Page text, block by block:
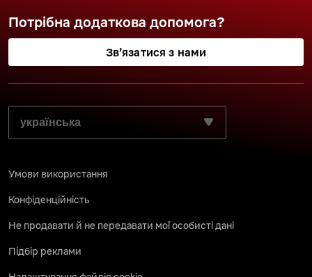
Потрібна додаткова допомога?
Зв’язатися з нами
ВИБЕРІТЬ БАЖАНУ МОВУ:
Умови використання
Конфіденційність
Не продавати й не передавати мої особисті дані
Підбір реклами